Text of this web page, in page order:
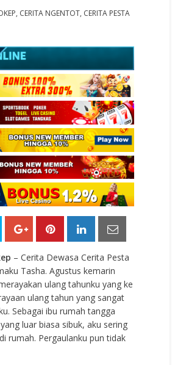
, CERITA NGENTOT, CERITA PESTA
– Cerita Dewasa Cerita Pesta
Tasha. Agustus kemarin
ulang tahunku yang ke
ulang tahun yang sangat
Sebagai ibu rumah tangga
luar biasa sibuk, aku sering
rumah. Pergaulanku pun tidak